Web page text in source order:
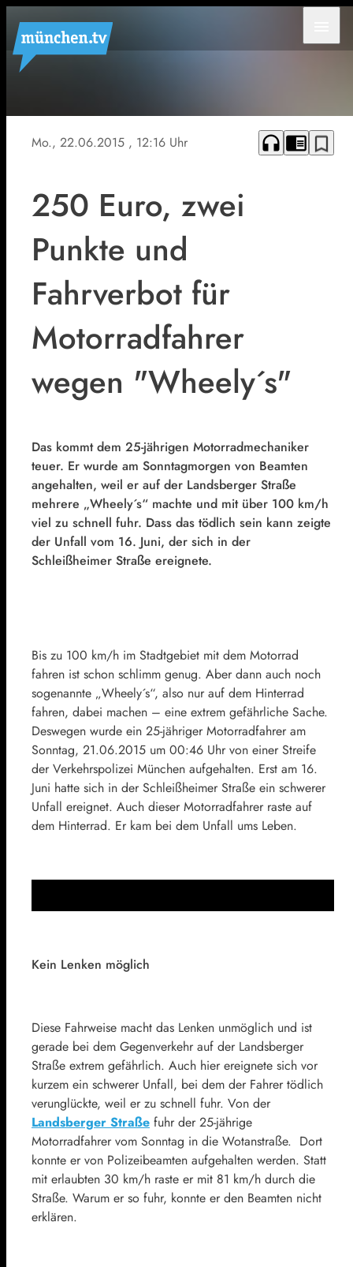
Verkehrskontrolle
Mo., 22.06.2015 , 12:16 Uhr headphones chrome_reader_mode bookmark_border
250 Euro, zwei
Punkte und
Fahrverbot für
Motorradfahrer
wegen "Wheely´s"
Das kommt dem 25-jährigen Motorradmechaniker
teuer. Er wurde am Sonntagmorgen von Beamten
angehalten, weil er auf der Landsberger Straße
mehrere „Wheely´s“ machte und mit über 100 km/h
viel zu schnell fuhr. Dass das tödlich sein kann zeigte
der Unfall vom 16. Juni, der sich in der
Schleißheimer Straße ereignete.
Bis zu 100 km/h im Stadtgebiet mit dem Motorrad
fahren ist schon schlimm genug. Aber dann auch noch
sogenannte „Wheely´s“, also nur auf dem Hinterrad
fahren, dabei machen – eine extrem gefährliche Sache.
Deswegen wurde ein 25-jähriger Motorradfahrer am
Sonntag, 21.06.2015 um 00:46 Uhr von einer Streife
der Verkehrspolizei München aufgehalten. Erst am 16.
Juni hatte sich in der Schleißheimer Straße ein schwerer
Unfall ereignet. Auch dieser Motorradfahrer raste auf
dem Hinterrad. Er kam bei dem Unfall ums Leben.
Kein Lenken möglich
Diese Fahrweise macht das Lenken unmöglich und ist
gerade bei dem Gegenverkehr auf der Landsberger
Straße extrem gefährlich. Auch hier ereignete sich vor
kurzem ein schwerer Unfall, bei dem der Fahrer tödlich
verunglückte, weil er zu schnell fuhr. Von der
Landsberger Straße fuhr der 25-jährige
Motorradfahrer vom Sonntag in die Wotanstraße. Dort
konnte er von Polizeibeamten aufgehalten werden. Statt
mit erlaubten 30 km/h raste er mit 81 km/h durch die
Straße. Warum er so fuhr, konnte er den Beamten nicht
erklären.